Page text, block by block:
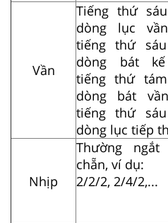
Vần
Tiếng thứ
dòng lục
tiếng thứ
dòng bát
tiếng thứ
dòng bát
tiếng thứ
dòng lục tiếp
Nhịp
Thường ngắt
chẵn, ví dụ:
2/2/2, 2/4/2,...